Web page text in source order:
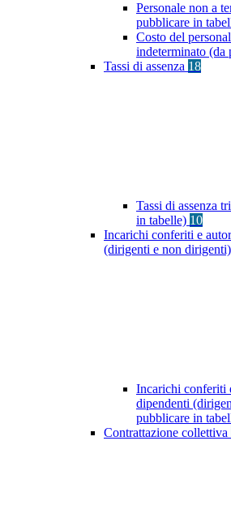
Personale non a
pubblicare in
Costo del
indeterminato (da
Tassi di assenza 18
Tassi di assenza
in tabelle) 10
Incarichi conferiti e
(dirigenti e non dirigenti)
Incarichi conferiti
dipendenti
pubblicare in
Contrattazione collettiva